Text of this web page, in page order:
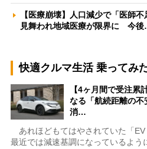
【医療崩壊】人口減少で「医師
見舞われ地域医療が限界に 今
快適クルマ生活 乗ってみ
【4ヶ月間で受注累
なる「航続距離の
消…
あれほどもてはやされていた「EV
最近では減速基調になっているよう